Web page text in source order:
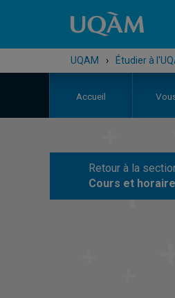
UQAM › Étudier à
Accueil
Retour à la
Cours et